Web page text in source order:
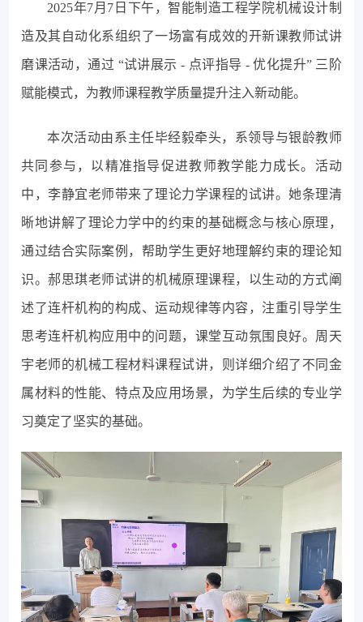
2025年7月7日下午，智能制造工程学院机械设计制
造及其自动化系组织了一场富有成效的开新课教师试讲
磨课活动，通过 “试讲展示 - 点评指导 - 优化提升” 三阶
赋能模式，为教师课程教学质量提升注入新动能。
本次活动由系主任毕经毅牵头，系领导与银龄教师
共同参与，以精准指导促进教师教学能力成长。活动
中，李静宜老师带来了理论力学课程的试讲。她条理清
晰地讲解了理论力学中的约束的基础概念与核心原理，
通过结合实际案例，帮助学生更好地理解约束的理论知
识。郝思琪老师试讲的机械原理课程，以生动的方式阐
述了连杆机构的构成、运动规律等内容，注重引导学生
思考连杆机构应用中的问题，课堂互动氛围良好。周天
宇老师的机械工程材料课程试讲，则详细介绍了不同金
属材料的性能、特点及应用场景，为学生后续的专业学
习奠定了坚实的基础。